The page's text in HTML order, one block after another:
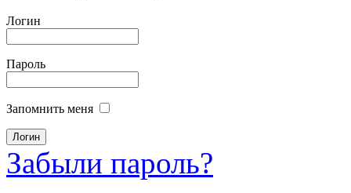
Логин
Пароль
Запомнить меня
Забыли пароль?